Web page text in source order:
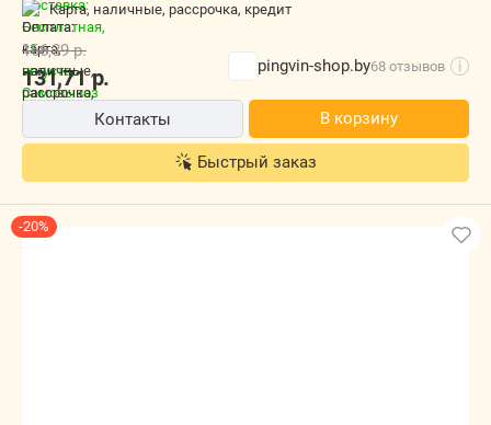
карта, наличные, рассрочка, кредит
131,71р.
166,39р.
pingvin-shop.by68 отзывов i
Контакты В корзину
Быстрый заказ
-20%